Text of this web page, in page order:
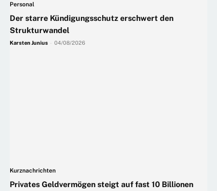
Personal
Der starre Kündigungsschutz erschwert den
Strukturwandel
Karsten Junius 04/08/2026
Kurznachrichten
Privates Geldvermögen steigt auf fast 10 Billionen